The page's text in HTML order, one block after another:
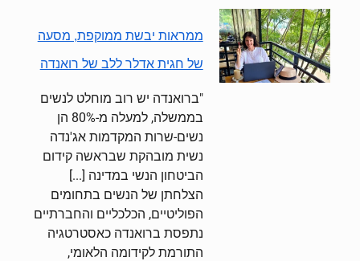
ממראות יבשת ממוקפת, מסעה
של חגית אדלר ללב של רואנדה
"ברואנדה יש רוב מוחלט לנשים
בממשלה, למעלה מ-80% הן
נשים-שרות המקדמות אג'נדה
נשית מובהקת שבראשה קידום
הביטחון הנשי במדינה [...]
הצלחתן של הנשים בתחומים
הפוליטיים, הכלכליים והחברתיים
נתפסת ברואנדה כאסטרטגיה
התורמת לקידומה הלאומי,